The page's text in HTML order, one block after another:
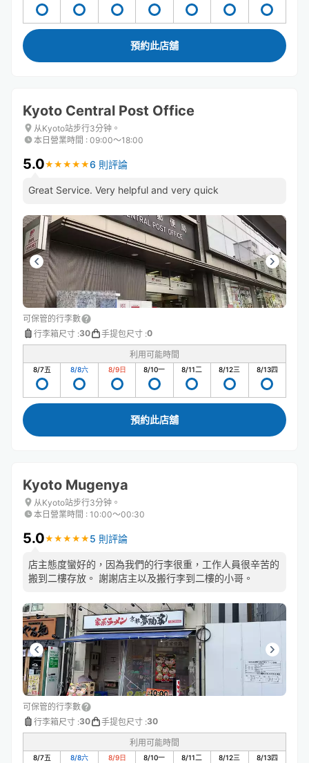
預約此店舖
Kyoto Central Post Office
从Kyoto站步行3分钟。
本日營業時間 : 09:00〜18:00
5.0★ ★ ★ ★ ★
★ ★ ★ ★ ★6 則評論
Great Service. Very helpful and very quick
可保管的行李數
行李箱尺寸 :30 手提包尺寸 :0
利用可能時間
8/7五 8/8六 8/9日 8/10一 8/11二 8/12三 8/13四
預約此店舖
Kyoto Mugenya
从Kyoto站步行3分钟。
本日營業時間 : 10:00〜00:30
5.0★ ★ ★ ★ ★
★ ★ ★ ★ ★ 5 則評論
店主態度蠻好的，因為我們的行李很重，工作人員很辛苦的
搬到二樓存放。 謝謝店主以及搬行李到二樓的小哥。
可保管的行李數
行李箱尺寸 :30 手提包尺寸 :30
利用可能時間
8/7五 8/8六 8/9日 8/10一 8/11二 8/12三 8/13四